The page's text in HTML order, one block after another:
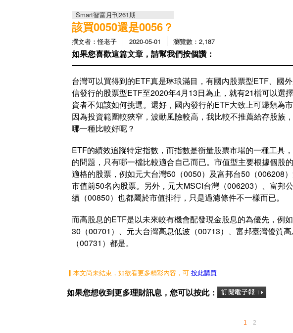
Smart智富月刊261期
該買0050還是0056？
撰文者：怪老子 2020-05-01 瀏覽數：2,187
如果您喜歡這篇文章，請幫我們按個讚：
台灣可以買得到的ETF真是琳琅滿目，有國內股票型ETF、國
信發行的股票型ETF至2020年4月13日為止，就有21檔可以選
資者不知該如何挑選。還好，國內發行的ETF大致上可歸類為
因為投資範圍較狹窄，波動風險較高，我比較不推薦給存股族
哪一種比較好呢？
ETF的績效追蹤特定指數，而指數是衡量股票市場的一種工具
的問題，只有哪一檔比較適合自己而已。市值型主要根據個股
適格的股票，例如元大台灣50（0050）及富邦台50（006208
市值前50名內股票。另外，元大MSCI台灣（006203）、富邦
續（00850）也都屬於市值排行，只是過濾條件不一樣而已。
而高股息的ETF是以未來較有機會配發現金股息的為優先，例
30（00701）、元大台灣高息低波（00713）、富邦臺灣優質
（00731）都是。
▎本文尚未結束，如欲看更多精彩內容，可 按此購買
如果您想收到更多理財訊息，您可以按此：
1 2